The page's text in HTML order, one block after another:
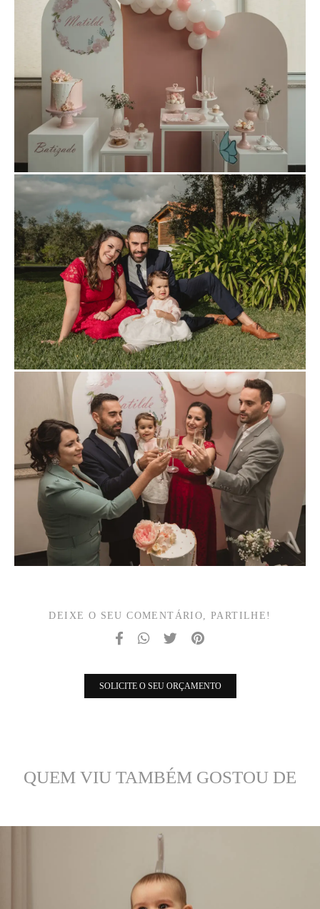
DEIXE O SEU COMENTÁRIO, PARTILHE!
SOLICITE O SEU ORÇAMENTO
QUEM VIU TAMBÉM GOSTOU DE